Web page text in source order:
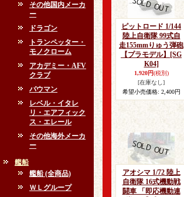
その他国内メーカ
ー
ドラゴン
トランペッター・
モノクローム
アカデミー・AFV
クラブ
バウマン
レベル・イタレ
リ・エアフィック
ス・エレール
その他海外メーカ
ー
艦船
艦船 (全商品)
ＷＬグループ
ピットロード 1/144
陸上自衛隊 99式自
走155mmりゅう弾砲
【プラモデル】
[SG
K04]
1,920円(税別)
[在庫なし]
希望小売価格: 2,400円
アオシマ 1/72 陸上
自衛隊 16式機動戦
闘車 「即応機動連